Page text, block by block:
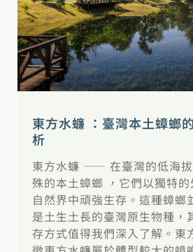
東方水蠊 ：臺灣本土蟑螂
析
東方水蠊 —— 在臺灣的低海
殊的本土蟑螂 ，它們以獨特
自然界中頑強生存。這種蟑螂
是土生土長的臺灣原生物種，
存方式值得我們深入了解。東